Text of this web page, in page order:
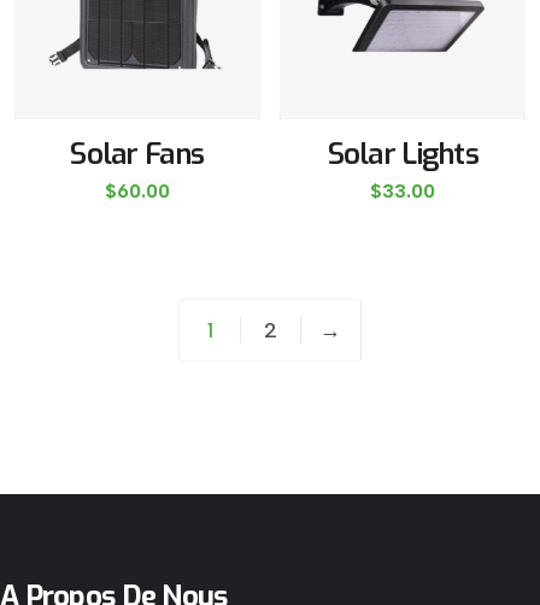
Solar Fans
$60.00
Solar Lights
$33.00
1 2 →
A Propos De Nous